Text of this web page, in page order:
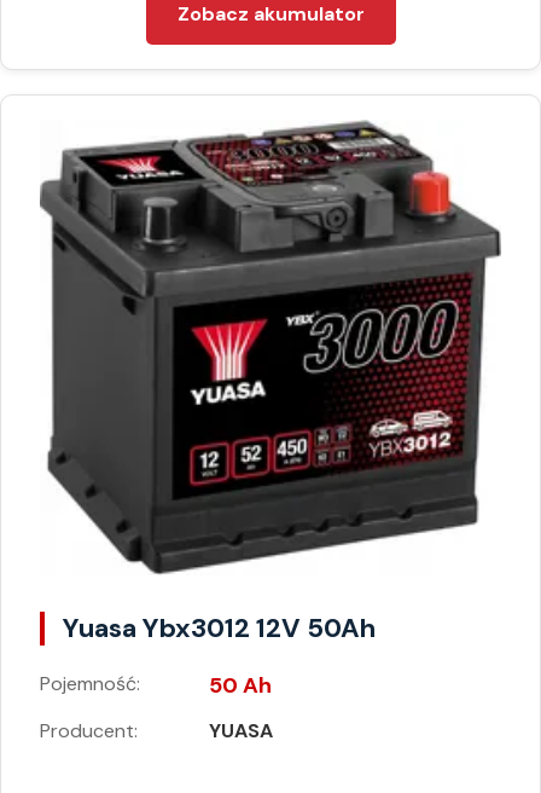
Zobacz akumulator
Yuasa Ybx3012 12V 50Ah
Pojemność: 50 Ah
Producent: YUASA